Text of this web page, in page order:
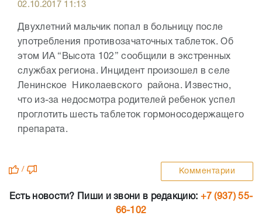
02.10.2017 11:13
Двухлетний мальчик попал в больницу после
употребления противозачаточных таблеток. Об
этом ИА “Высота 102” сообщили в экстренных
службах региона. Инцидент произошел в селе
Ленинское Николаевского района. Известно,
что из-за недосмотра родителей ребенок успел
проглотить шесть таблеток гормоносодержащего
препарата.
/ Комментарии
Есть новости? Пиши и звони в редакцию: +7 (937) 55-
66-102